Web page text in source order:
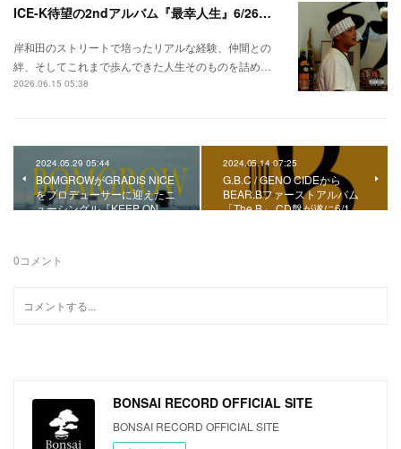
ICE-K待望の2ndアルバム『最幸人生』6/26リリース！
岸和田のストリートで培ったリアルな経験、仲間との
絆、そしてこれまで歩んできた人生そのものを詰め…
2026.06.15 05:38
2024.05.29 05:44
BOMGROWがGRADIS NICE
をプロデューサーに迎えたニ
ューシングル『KEEP ON…
2024.05.14 07:25
G.B.C / GENO CIDEから
BEAR.Bファーストアルバム
「The B」 CD盤が遂に6/1…
0コメント
BONSAI RECORD OFFICIAL SITE
BONSAI RECORD OFFICIAL SITE